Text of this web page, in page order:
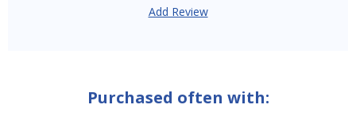
Add Review
Purchased often with: